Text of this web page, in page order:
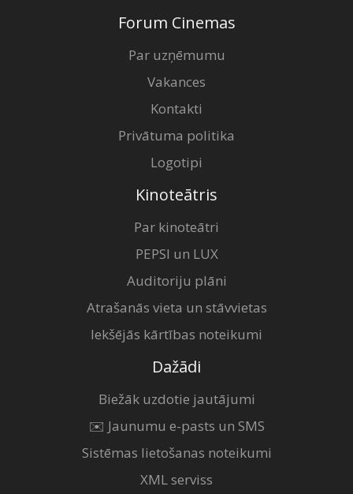
Forum Cinemas
Par uzņēmumu
Vakances
Kontakti
Privātuma politika
Logotipi
Kinoteātris
Par kinoteātri
PEPSI un LUX
Auditoriju plāni
Atrašanās vieta un stāvvietas
Iekšējās kārtības noteikumi
Dažādi
Biežāk uzdotie jautājumi
✉️ Jaunumu e-pasts un SMS
Sistēmas lietošanas noteikumi
XML serviss